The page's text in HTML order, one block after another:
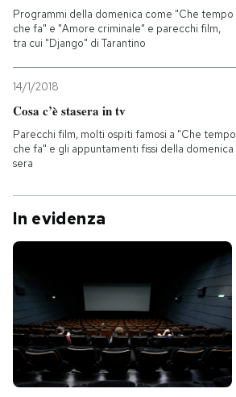
Programmi della domenica come "Che tempo
che fa" e "Amore criminale" e parecchi film,
tra cui "Django" di Tarantino
14/1/2018
Cosa c’è stasera in tv
Parecchi film, molti ospiti famosi a "Che tempo
che fa" e gli appuntamenti fissi della domenica
sera
In evidenza